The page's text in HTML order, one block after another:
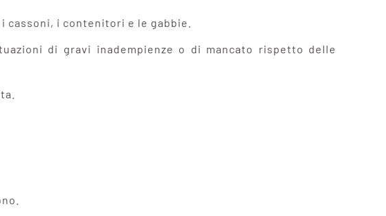
i contenitori e le gabbie.
di gravi inadempienze o di mancato rispetto delle